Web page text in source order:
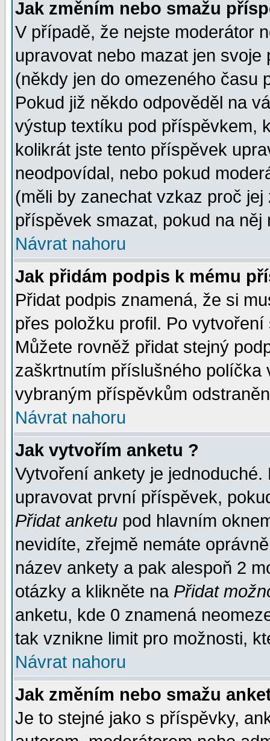
Jak změním nebo smažu
V případě, že nejste moderátor
upravovat nebo mazat jen
(někdy jen do omezeného
Pokud již někdo odpověděl na
výstup textíku pod příspěvkem,
kolikrát jste tento příspěvek
neodpovídal, nebo pokud
(měli by zanechat vzkaz proč
příspěvek smazat, pokud na něj
Návrat nahoru
Jak přidám podpis k mému
Přidat podpis znamená, že si
přes položku profil. Po
Můžete rovněž přidat stejný
zaškrtnutím příslušného políčka
vybraným příspěvkům
Návrat nahoru
Jak vytvořím anketu ?
Vytvoření ankety je
upravovat první příspěvek,
Přidat anketu pod hlavním
nevidíte, zřejmě nemáte
název ankety a pak alespoň 2
otázky a klikněte na Přidat
anketu, kde 0 znamená
tak vznikne limit pro možnosti,
Návrat nahoru
Jak změním nebo smažu
Je to stejné jako s příspěvky,